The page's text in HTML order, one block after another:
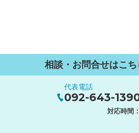
相談・お問合せはこち
代表電話
092-643-
対応時間：